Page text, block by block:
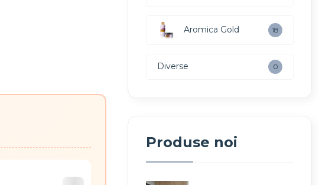
Aromica Gold 18
Diverse 0
Produse noi